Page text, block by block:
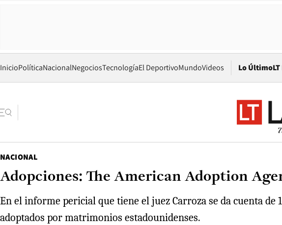
InicioPolíticaNacionalNegociosTecnologíaEl DeportivoMundoVideos Lo Último
NACIONAL
Adopciones: The American Adoption
En el informe pericial que tiene el juez Carroza se da cuenta
adoptados por matrimonios estadounidenses.